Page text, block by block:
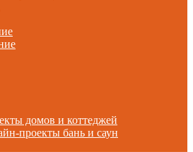
домов и коттеджей
проекты бань и саун